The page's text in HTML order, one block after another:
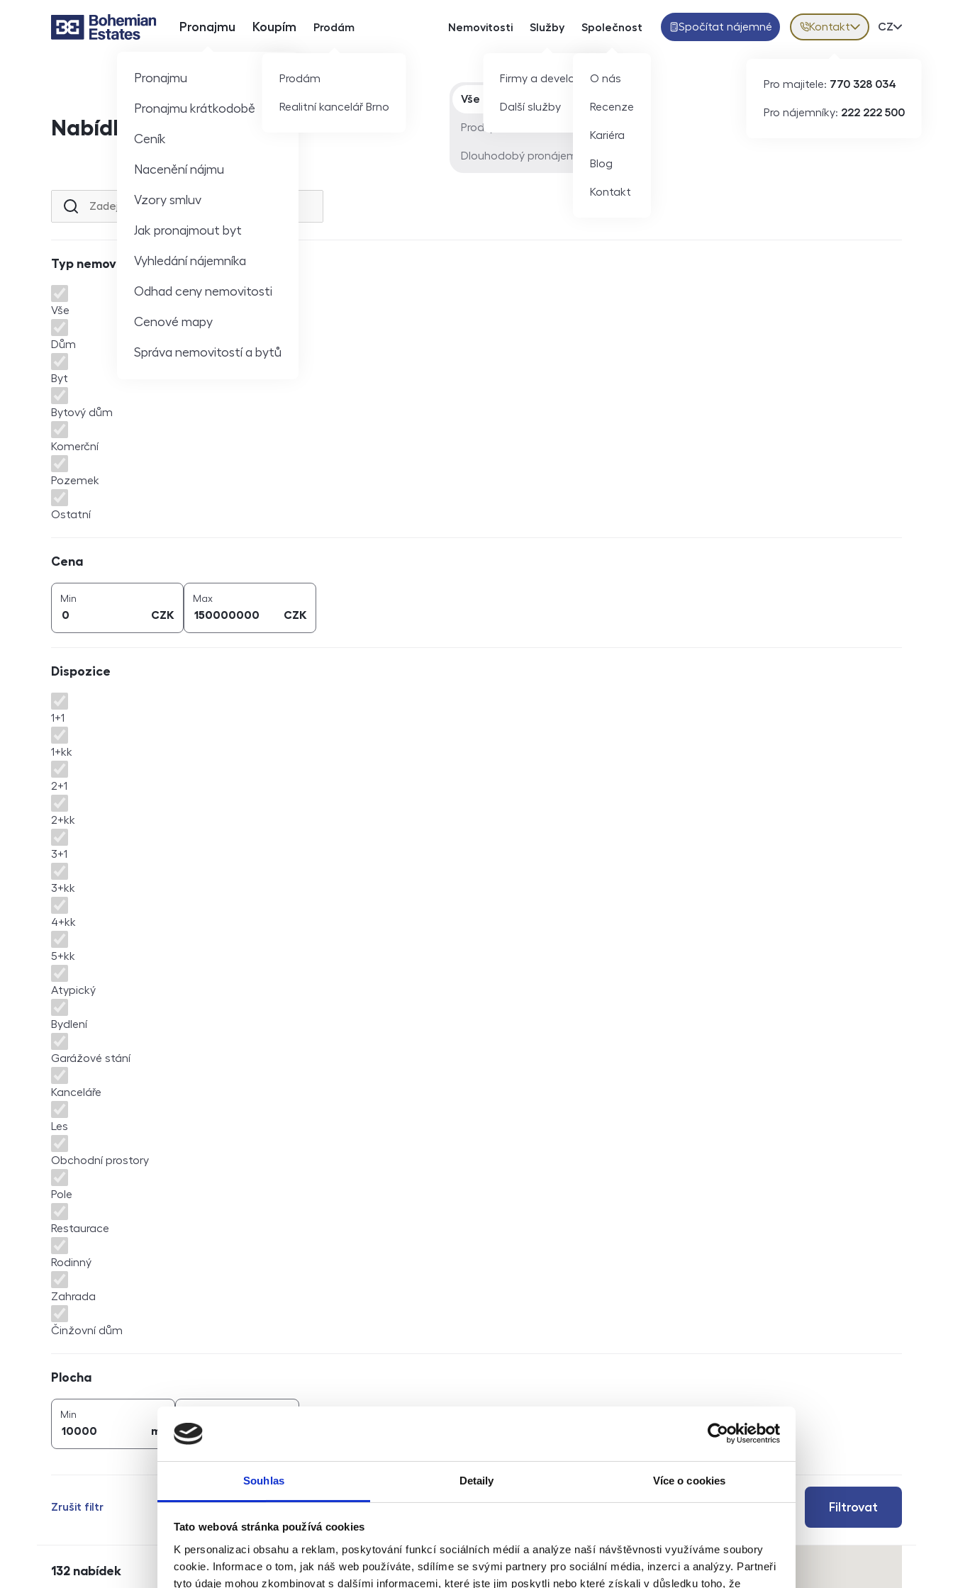
Souhlas Detaily Více o cookies
Tato webová stránka používá cookies
K personalizaci obsahu a reklam, poskytování funkcí sociálních médií a analýze naší návštěvnosti využíváme soubory
cookie. Informace o tom, jak náš web používáte, sdílíme se svými partnery pro sociální média, inzerci a analýzy. Partneři
tyto údaje mohou zkombinovat s dalšími informacemi, které jste jim poskytli nebo které získali v důsledku toho, že
Hlavní nabídka
Pronajmu
Pronajmu
Pronajmu krátkodobě
Ceník
Nacenění nájmu
Vzory smluv
Jak pronajmout byt
Vyhledání nájemníka
Odhad ceny nemovitosti
Cenové mapy
Správa nemovitostí a bytů
Koupím Prodám
Prodám
Realitní kancelář Brno
Nemovitosti Služby
Firmy a developeři
Další služby
Společnost
O nás
Recenze
Kariéra
Blog
Kontakt
Spočítat nájemné Kontakt
Pro majitele: 770 328 034
Pro nájemníky: 222 222 500
Volba
CZ
Nabídka nemovitostí
Typ nabídky
Vše
Prodej
Dlouhodobý pronájem
Lokalita nebo ulice
Typ nemovitosti
Typ nemovitosti
Vše
Dům
Byt
Bytový dům
Komerční
Pozemek
Ostatní
Cena
Min
CZK
Maxcena (
CZK
Dispozice
Dispozice
1+1
1+kk
2+1
2+kk
3+1
3+kk
4+kk
5+kk
Atypický
Bydlení
Garážové stání
Kanceláře
Les
Obchodní prostory
Pole
Restaurace
Rodinný
Zahrada
Činžovní dům
Plocha
Min
m
Filtrovat
Zrušit filtr
132 nabídek Řazení
Měna